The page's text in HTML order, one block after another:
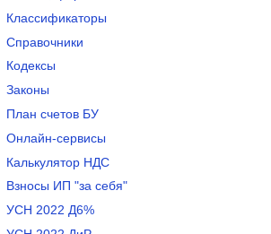
Классификаторы
Справочники
Кодексы
Законы
План счетов БУ
Онлайн-сервисы
Калькулятор НДС
Взносы ИП "за себя"
УСН 2022 Д6%